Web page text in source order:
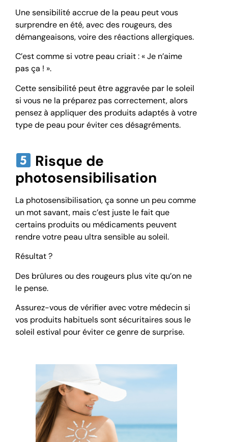
Une sensibilité accrue de la peau peut vous
surprendre en été, avec des rougeurs, des
démangeaisons, voire des réactions allergiques.
C’est comme si votre peau criait : « Je n’aime
pas ça ! ».
Cette sensibilité peut être aggravée par le soleil
si vous ne la préparez pas correctement, alors
pensez à appliquer des produits adaptés à votre
type de peau pour éviter ces désagréments.
Risque de
photosensibilisation
La photosensibilisation, ça sonne un peu comme
un mot savant, mais c’est juste le fait que
certains produits ou médicaments peuvent
rendre votre peau ultra sensible au soleil.
Résultat ?
Des brûlures ou des rougeurs plus vite qu’on ne
le pense.
Assurez-vous de vérifier avec votre médecin si
vos produits habituels sont sécuritaires sous le
soleil estival pour éviter ce genre de surprise.